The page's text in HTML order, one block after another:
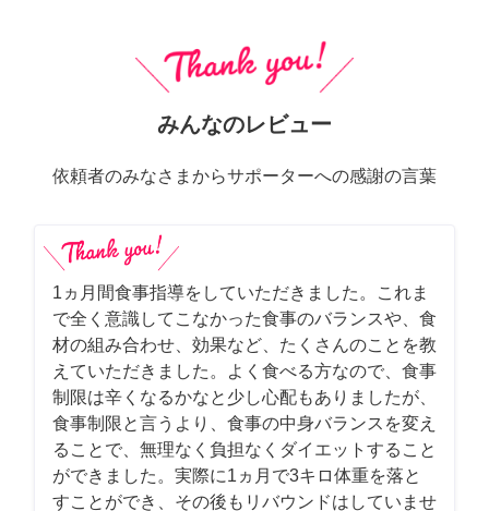
みんなのレビュー
依頼者のみなさまからサポーターへの感謝の言葉
1ヵ月間食事指導をしていただきました。これま
で全く意識してこなかった食事のバランスや、食
材の組み合わせ、効果など、たくさんのことを教
えていただきました。よく食べる方なので、食事
制限は辛くなるかなと少し心配もありましたが、
食事制限と言うより、食事の中身バランスを変え
ることで、無理なく負担なくダイエットすること
ができました。実際に1ヵ月で3キロ体重を落と
すことができ、その後もリバウンドはしていませ